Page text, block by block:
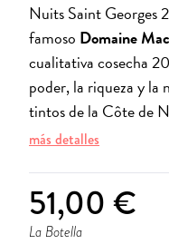
Nuits Saint Georges
famoso Domaine
cualitativa cosecha
poder, la riqueza y la
tintos de la Côte de
más detalles
51,00 €
La Botella